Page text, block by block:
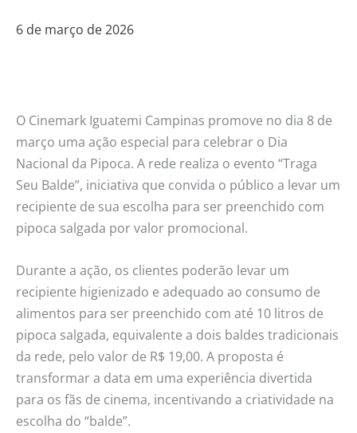
6 de março de 2026
O Cinemark Iguatemi Campinas promove no dia 8 de
março uma ação especial para celebrar o Dia
Nacional da Pipoca. A rede realiza o evento “Traga
Seu Balde”, iniciativa que convida o público a levar um
recipiente de sua escolha para ser preenchido com
pipoca salgada por valor promocional.
Durante a ação, os clientes poderão levar um
recipiente higienizado e adequado ao consumo de
alimentos para ser preenchido com até 10 litros de
pipoca salgada, equivalente a dois baldes tradicionais
da rede, pelo valor de R$ 19,00. A proposta é
transformar a data em uma experiência divertida
para os fãs de cinema, incentivando a criatividade na
escolha do “balde”.